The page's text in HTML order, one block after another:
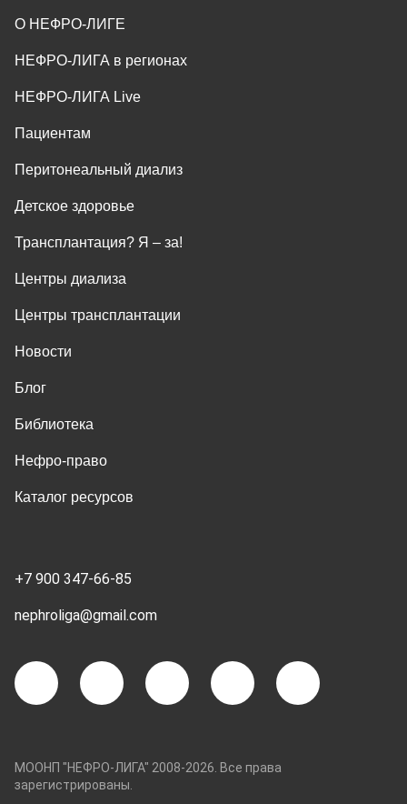
О НЕФРО-ЛИГЕ
НЕФРО-ЛИГА в регионах
НЕФРО-ЛИГА Live
Пациентам
Перитонеальный диализ
Детское здоровье
Трансплантация? Я ‒ за!
Центры диализа
Центры трансплантации
Новости
Блог
Библиотека
Нефро-право
Каталог ресурсов
+7 900 347-66-85
nephroliga@gmail.com
МООНП "НЕФРО-ЛИГА" 2008-2026. Все права
зарегистрированы.